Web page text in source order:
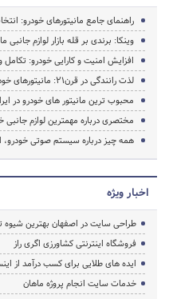
راهنمای جامع مانیتورهای خودرو:
وینکا: برندی بر قله بازار لوازم جانبی
افزایش امنیت و کارایی خودرو: تکامل
لذت رانندگی در قرن21: مانیتورهای خودرو، سیستم‌های پخش، و گزینه‌های سرگرمی
محبوب ترین مانیتور های خودرو در ایران
مختصری درباره مهمترین لوازم
همه چیز درباره سیستم صوتی خودرو،
اخبار ویژه
طراحی سایت در اصفهان بهترین شیوه
فروشگاه اینترنتی کشاورزی اگری راز
ایده های طلایی برای کسب درآمد از
خدمات سایت انجام پروژه ماهان